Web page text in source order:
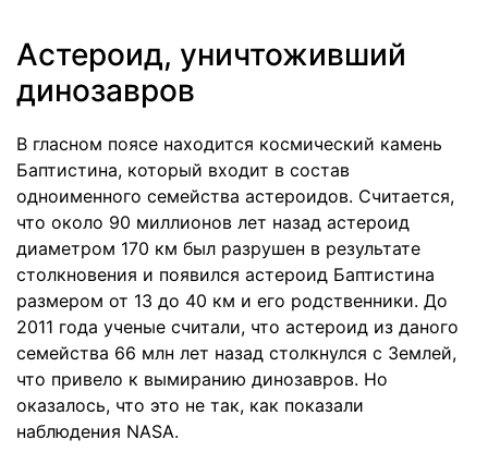
Астероид, уничтоживший
динозавров
В гласном поясе находится космический камень
Баптистина, который входит в состав
одноименного семейства астероидов. Считается,
что около 90 миллионов лет назад астероид
диаметром 170 км был разрушен в результате
столкновения и появился астероид Баптистина
размером от 13 до 40 км и его родственники. До
2011 года ученые считали, что астероид из даного
семейства 66 млн лет назад столкнулся с Землей,
что привело к вымиранию динозавров. Но
оказалось, что это не так, как показали
наблюдения NASA.